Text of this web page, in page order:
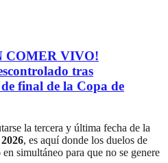
COMER VIVO!
tras
final de la Copa de
la tercera y última fecha de la
, es aquí donde los duelos de
simultáneo para que no se genere